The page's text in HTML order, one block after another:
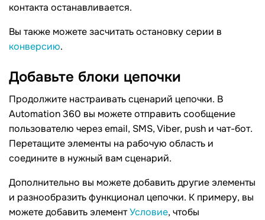
контакта останавливается.
Вы также можете засчитать остановку серии в
конверсию.
Добавьте блоки цепочки
Продолжите настраивать сценарий цепочки. В
Automation 360 вы можете отправить сообщение
пользователю через email, SMS, Viber, push и чат-бот.
Перетащите элементы на рабочую область и
соедините в нужный вам сценарий.
Дополнительно вы можете добавить другие элементы
и разнообразить функционал цепочки. К примеру, вы
можете добавить элементУсловие, чтобы